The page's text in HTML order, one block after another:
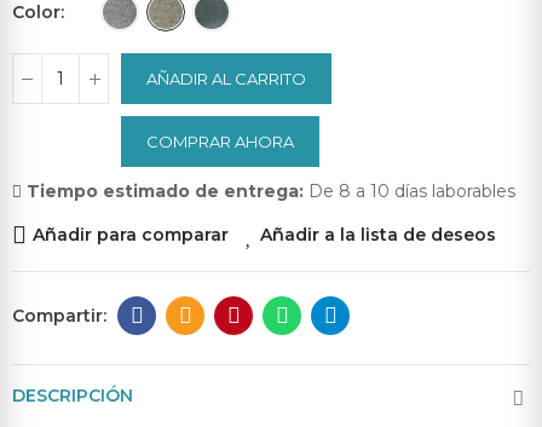
Color
AÑADIR AL CARRITO
COMPRAR AHORA
Tiempo estimado de entrega: De 8 a 10 días laborables
Añadir para comparar
Añadir a la lista de deseos
DESCRIPCIÓN